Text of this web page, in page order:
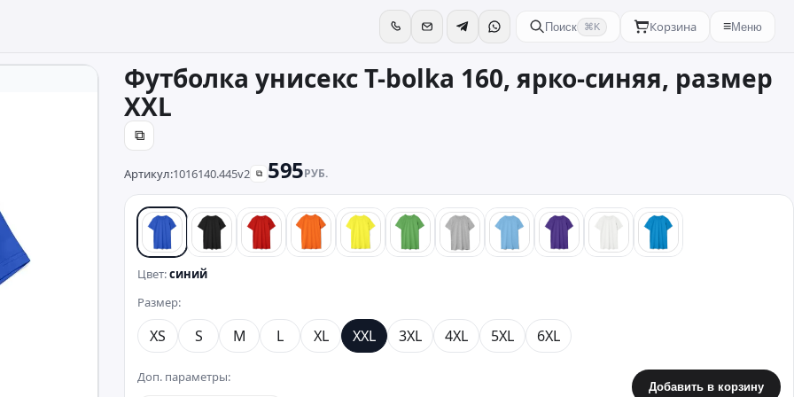
Поиск ⌘K Корзина ≡Меню
Футболка унисекс T-bolka 160, ярко-синяя, размер
XXL
⧉
Артикул:1016140.445v2 ⧉ 595РУБ.
синий черныйкрасныйоранжевыйжелтыйзеленыйсерый голубойфиолетовый
белый бирюзовый
Цвет:синий
Размер:
XS S M L XL XXL 3XL 4XL 5XL 6XL
Доп. параметры:
Добавить в корзину